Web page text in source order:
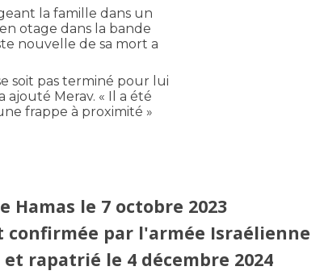
la famille dans un
otage dans la bande
nouvelle de sa mort a
soit pas terminé pour lui
ajouté Merav. « Il a été
frappe à proximité »
le 7 octobre 2023
confirmée par l'armée Israélienne
rapatrié le 4 décembre 2024